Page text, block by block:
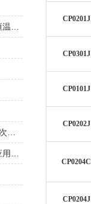
CP0201J
CP0301J
CP0101J
CP0202J
CP0204C
CP0204J